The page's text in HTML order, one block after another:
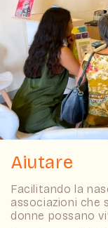
Aiutare
Facilitando la
associazioni che
donne possano